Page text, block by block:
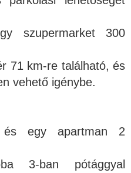
szupermarket 300
71 km-re található, és
vehető igénybe.
egy apartman 2
3-ban pótággyal